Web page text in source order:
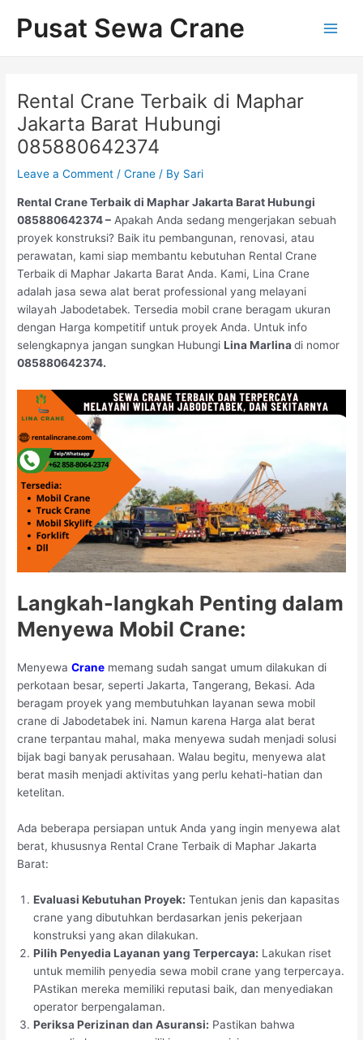
Pusat Sewa Crane
Rental Crane Terbaik di Maphar
Jakarta Barat Hubungi
085880642374
Leave a Comment /Crane / By Sari
Rental Crane Terbaik di Maphar Jakarta Barat Hubungi
085880642374 – Apakah Anda sedang mengerjakan sebuah
proyek konstruksi? Baik itu pembangunan, renovasi, atau
perawatan, kami siap membantu kebutuhan Rental Crane
Terbaik di Maphar Jakarta Barat Anda. Kami, Lina Crane
adalah jasa sewa alat berat professional yang melayani
wilayah Jabodetabek. Tersedia mobil crane beragam ukuran
dengan Harga kompetitif untuk proyek Anda. Untuk info
selengkapnya jangan sungkan HubungiLina Marlinadi nomor
085880642374.
Langkah-langkah Penting dalam
Menyewa Mobil Crane:
MenyewaCrane memang sudah sangat umum dilakukan di
perkotaan besar, seperti Jakarta, Tangerang, Bekasi. Ada
beragam proyek yang membutuhkan layanan sewa mobil
crane di Jabodetabek ini. Namun karena Harga alat berat
crane terpantau mahal, maka menyewa sudah menjadi solusi
bijak bagi banyak perusahaan. Walau begitu, menyewa alat
berat masih menjadi aktivitas yang perlu kehati-hatian dan
ketelitan.
Ada beberapa persiapan untuk Anda yang ingin menyewa alat
berat, khususnya Rental Crane Terbaik di Maphar Jakarta
Barat:
Evaluasi Kebutuhan Proyek: Tentukan jenis dan kapasitas
crane yang dibutuhkan berdasarkan jenis pekerjaan
konstruksi yang akan dilakukan.
Pilih Penyedia Layanan yang Terpercaya: Lakukan riset
untuk memilih penyedia sewa mobil crane yang terpercaya.
PAstikan mereka memiliki reputasi baik, dan menyediakan
operator berpengalaman.
Periksa Perizinan dan Asuransi: Pastikan bahwa
navigation